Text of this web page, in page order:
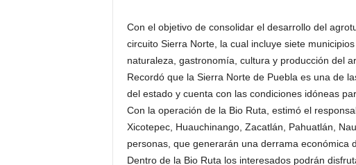
Con el objetivo de consolidar el desarrollo del
circuito Sierra Norte, la cual incluye siete
naturaleza, gastronomía, cultura y producción del
Recordó que la Sierra Norte de Puebla es una de
del estado y cuenta con las condiciones idóneas
Con la operación de la Bio Ruta, estimó el
Xicotepec, Huauchinango, Zacatlán, Pahuatlán,
personas, que generarán una derrama económica
Dentro de la Bio Ruta los interesados podrán